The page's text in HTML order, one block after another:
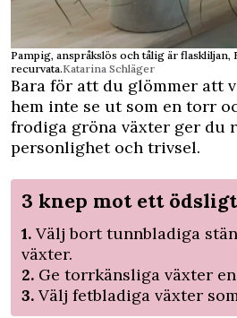
Pampig, anspråkslös och tålig är flaskliljan,
recurvata.Katarina Schläger
Bara för att du glömmer att
hem inte se ut som en torr
frodiga gröna växter ger du
personlighet och trivsel.
3 knep mot ett
1. Välj bort tunnbladiga
växter.
2. Ge torrkänsliga växter
3. Välj fetbladiga växter